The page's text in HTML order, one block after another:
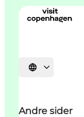
Velg språk
Andre sider